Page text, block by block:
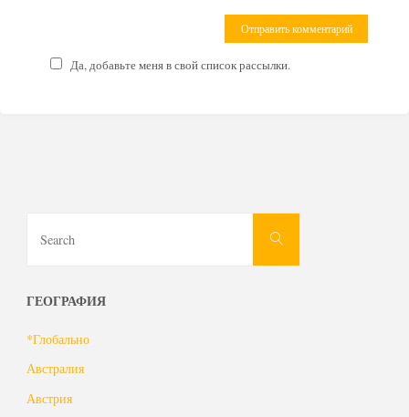
Да, добавьте меня в свой список рассылки.
Search
ГЕОГРАФИЯ
*Глобально
Австралия
Австрия